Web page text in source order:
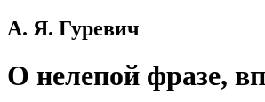
А. Я. Гуревич
О нелепой фразе,